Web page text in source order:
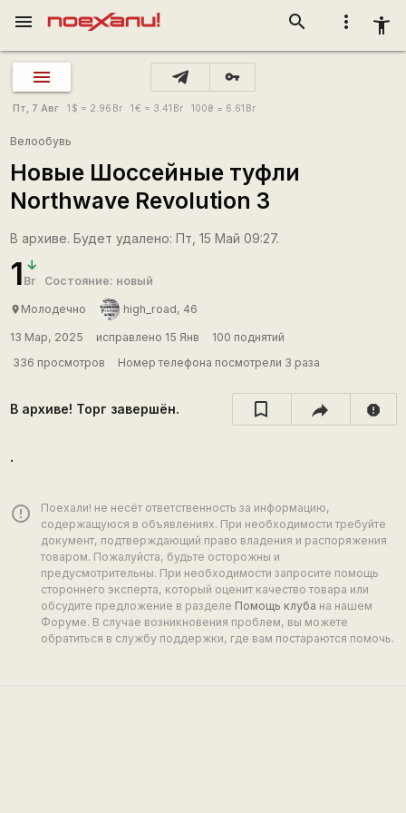
more_vert accessibility_new
search
menu
vpn_key
Пт, 7 Авг 1 $ = 2.96 Br 1€ = 3.41 Br 100₴ = 6.61 Br
Велообувь
Новые Шоссейные туфли
Northwave Revolution 3
В архиве. Будет удалено: Пт, 15 Май 09:27.
1 Br Состояние: новый
place Молодечно high_road, 46
13 Мар, 2025 исправлено 15 Янв
100 поднятий
336 просмотров
Номер телефона посмотрели 3 раза
В архиве! Торг завершён. report
.
error_outline
Поехали! не несёт ответственность за информацию,
содержащуюся в объявлениях. При необходимости требуйте
документ, подтверждающий право владения и распоряжения
товаром. Пожалуйста, будьте осторожны и
предусмотрительны. При необходимости запросите помощь
стороннего эксперта, который оценит качество товара или
обсудите предложение в разделе Помощь клуба на нашем
Форуме. В случае возникновения проблем, вы можете
обратиться в службу поддержки, где вам постараются помочь.